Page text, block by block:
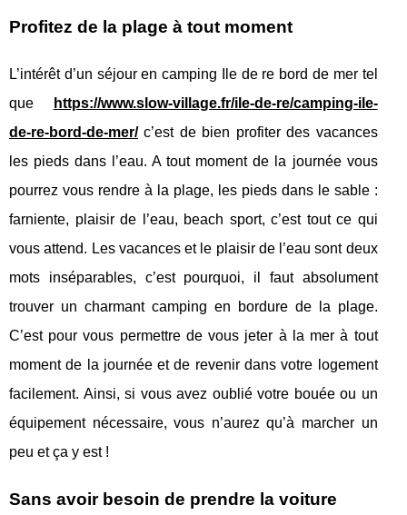
Profitez de la plage à tout moment
L’intérêt d’un séjour en camping Ile de re bord de mer tel
que
https://www.slow-village.fr/ile-de-re/camping-ile-
de-re-bord-de-mer/c’est de bien profiter des vacances
les pieds dans l’eau. A tout moment de la journée vous
pourrez vous rendre à la plage, les pieds dans le sable :
farniente, plaisir de l’eau, beach sport, c’est tout ce qui
vous attend. Les vacances et le plaisir de l’eau sont deux
mots inséparables, c’est pourquoi, il faut absolument
trouver un charmant camping en bordure de la plage.
C’est pour vous permettre de vous jeter à la mer à tout
moment de la journée et de revenir dans votre logement
facilement. Ainsi, si vous avez oublié votre bouée ou un
équipement nécessaire, vous n’aurez qu’à marcher un
peu et ça y est !
Sans avoir besoin de prendre la voiture